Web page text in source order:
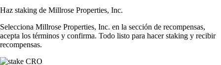
Haz staking de Millrose Properties, Inc.
Selecciona Millrose Properties, Inc. en la sección de recompensas,
acepta los términos y confirma. Todo listo para hacer staking y recibir
recompensas.